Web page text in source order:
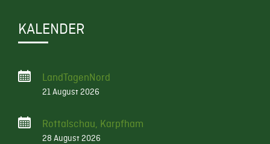
KALENDER
LandTagenNord
21 August 2026
Rottalschau, Karpfham
28 August 2026